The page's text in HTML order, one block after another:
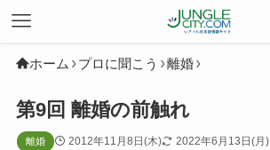
ホーム プロに聞こう 離婚
第9回 離婚の前触れ
離婚 2012年11月8日(木) 2022年6月13日(月)